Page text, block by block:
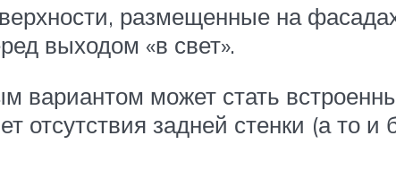
размещенные на
выходом «в свет».
может стать
отсутствия задней стенки (а то